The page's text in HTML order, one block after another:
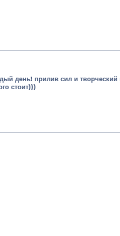
день! прилив сил и
стоит)))